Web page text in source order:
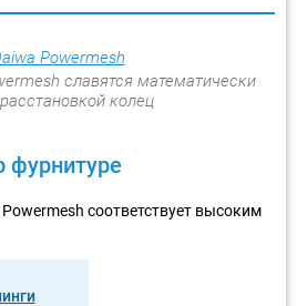
славятся математически
колец
фурнитуре
соответствует высоким